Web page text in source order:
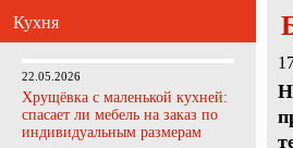
Кухня
22.05.2026
Хрущёвка с маленькой кухней:
спасает ли мебель на заказ по
индивидуальным размерам